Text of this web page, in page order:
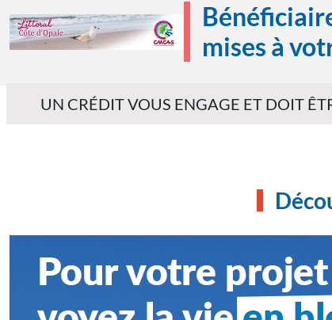
Image
mises à
UN CRÉDIT VOUS ENGAGE ET DOIT